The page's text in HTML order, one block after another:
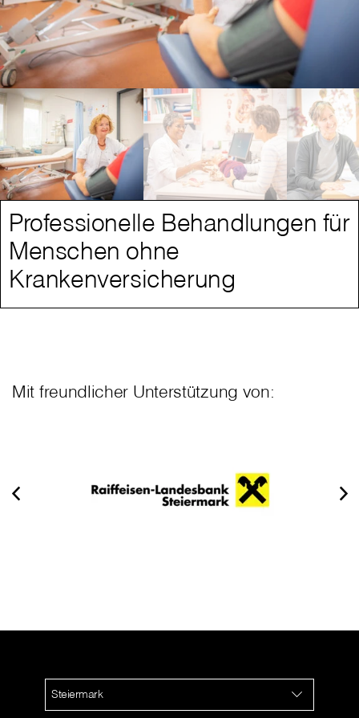
Professionelle Behandlungen für
Menschen ohne
Krankenversicherung
Mit freundlicher Unterstützung von:
Steiermark